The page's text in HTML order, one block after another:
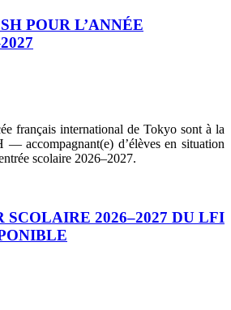
POUR L’ANNÉE
français international de Tokyo sont à la
— accompagnant(e) d’élèves en situation
scolaire 2026–2027.
2026–2027 DU LFI